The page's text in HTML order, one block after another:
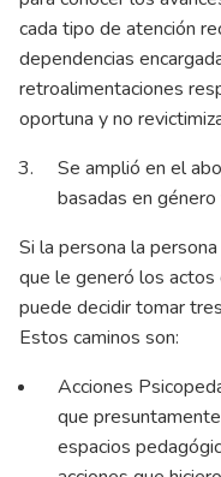
cada tipo de atención
dependencias
retroalimentaciones
oportuna y no
Se amplió en el
basadas en
Si la persona la
que le generó los
puede decidir tomar
Estos caminos son:
Acciones
que
espacios